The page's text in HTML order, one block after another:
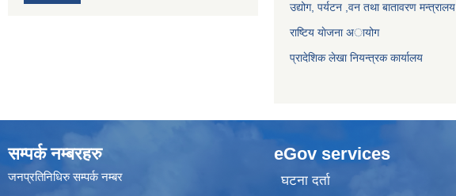
उद्योग, पर्यटन ,वन तथा बातावरण मन्त्रालय
राष्टिय याेजना अायोग
प्रादेशिक लेखा नियन्त्रक कार्यालय
सम्पर्क नम्बरहरु
जनप्रतिनिधिरु सम्पर्क नम्बर
eGov services
घटना दर्ता